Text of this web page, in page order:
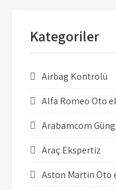
Kategoriler
Airbag Kontrolü
Alfa Romeo Oto
Arabamcom
Araç Ekspertiz
Aston Martin Oto